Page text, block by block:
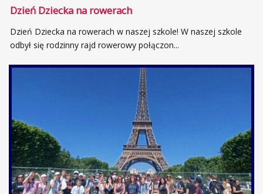
Dzień Dziecka na rowerach
Dzień Dziecka na rowerach w naszej szkole! W naszej szkole
odbył się rodzinny rajd rowerowy połączon...